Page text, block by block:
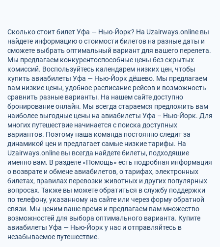
Сколько стоит билет Уфа — Нью-Йорк? На Uzairways.online вы
найдете информацию о стоимости билетов на разные даты и
сможете выбрать оптимальный вариант для вашего перелета.
Мы предлагаем конкурентоспособные цены без скрытых
комиссий. Воспользуйтесь календарем низких цен, чтобы
купить авиабилеты Уфа — Нью-Йорк дёшево. Мы предлагаем
вам низкие цены, удобное расписание рейсов и возможность
сравнить разные варианты. На нашем сайте доступно
бронирование онлайн. Мы всегда стараемся предложить вам
наиболее выгодные цены на авиабилеты Уфа – Нью-Йорк. Для
многих путешествие начинается с поиска доступных
вариантов. Поэтому наша команда постоянно следит за
динамикой цен и предлагает самые низкие тарифы. На
Uzairways.online вы всегда найдете билеты, подходящие
именно вам. В разделе «Помощь» есть подробная информация
о возврате и обмене авиабилетов, о тарифах, электронных
билетах, правилах перевозки животных и других популярных
вопросах. Также вы можете обратиться в службу поддержки
по телефону, указанному на сайте или через форму обратной
связи. Мы ценим ваше время и предлагаем вам множество
возможностей для выбора оптимального варианта. Купите
авиабилеты Уфа — Нью-Йорк у нас и отправляйтесь в
незабываемое путешествие.